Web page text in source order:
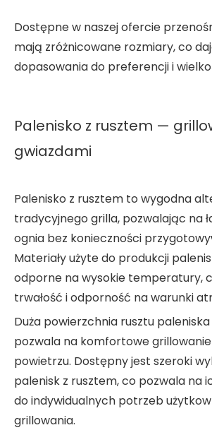
Dostępne w naszej ofercie
mają zróżnicowane rozmiary, co
dopasowania do preferencji i
Palenisko z rusztem —
gwiazdami
Palenisko z rusztem to wygodna
tradycyjnego grilla, pozwalając na
ognia bez konieczności
Materiały użyte do produkcji
odporne na wysokie temperatury,
trwałość i odporność na warunki
Duża powierzchnia rusztu
pozwala na komfortowe
powietrzu. Dostępny jest szeroki
palenisk z rusztem, co pozwala na
do indywidualnych potrzeb
grillowania.